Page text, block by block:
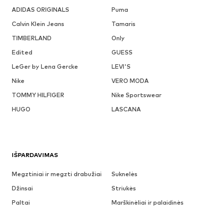
ADIDAS ORIGINALS
Puma
Calvin Klein Jeans
Tamaris
TIMBERLAND
Only
Edited
GUESS
LeGer by Lena Gercke
LEVI'S
Nike
VERO MODA
TOMMY HILFIGER
Nike Sportswear
HUGO
LASCANA
IŠPARDAVIMAS
Megztiniai ir megzti drabužiai
Suknelės
Džinsai
Striukės
Paltai
Marškinėliai ir palaidinės